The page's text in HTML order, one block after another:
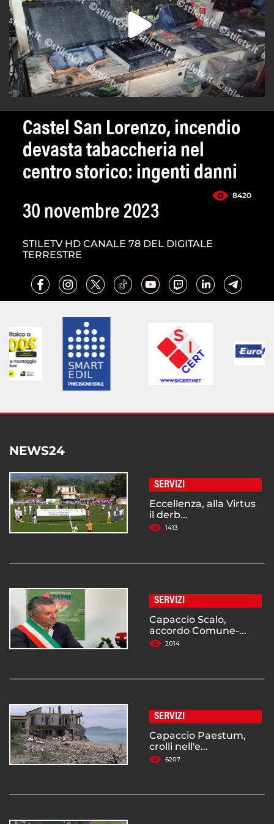
Castel San Lorenzo, incendio
devasta tabaccheria nel
centro storico: ingenti danni
8420
30 novembre 2023
STILETV HD CANALE 78 DEL DIGITALE
TERRESTRE
NEWS24
SERVIZI
Eccellenza, alla Virtus
il derb...
1413
SERVIZI
Capaccio Scalo,
accordo Comune-...
2014
SERVIZI
Capaccio Paestum,
crolli nell'e...
6207